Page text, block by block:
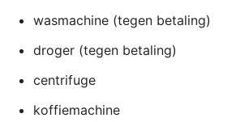
wasmachine (tegen betaling)
droger (tegen betaling)
centrifuge
koffiemachine